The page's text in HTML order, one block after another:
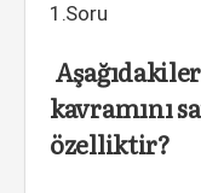
1.Soru
kavramını
özelliktir?